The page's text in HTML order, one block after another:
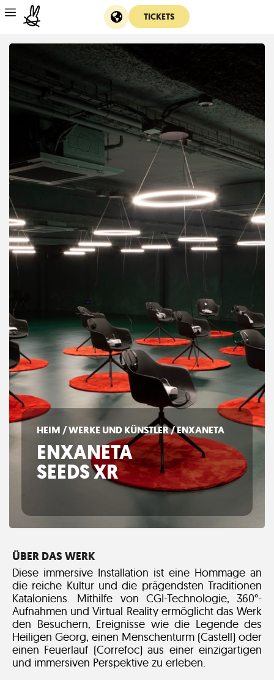
TICKETS
HEIM /WERKE UND KÜNSTLER/ ENXANETA
ENXANETA
SEEDS XR
ÜBER DAS WERK
Diese immersive Installation ist eine Hommage an
die reiche Kultur und die prägendsten Traditionen
Kataloniens. Mithilfe von CGI-Technologie, 360°-
Aufnahmen und Virtual Reality ermöglicht das Werk
den Besuchern, Ereignisse wie die Legende des
Heiligen Georg, einen Menschenturm (Castell) oder
einen Feuerlauf (Correfoc) aus einer einzigartigen
und immersiven Perspektive zu erleben.